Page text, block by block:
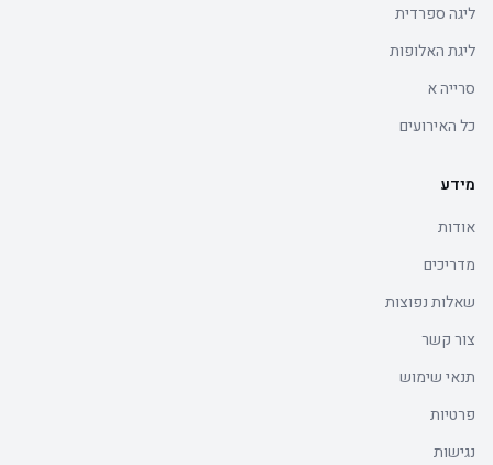
ליגה ספרדית
ליגת האלופות
סרייה א
כל האירועים
מידע
אודות
מדריכים
שאלות נפוצות
צור קשר
תנאי שימוש
פרטיות
נגישות